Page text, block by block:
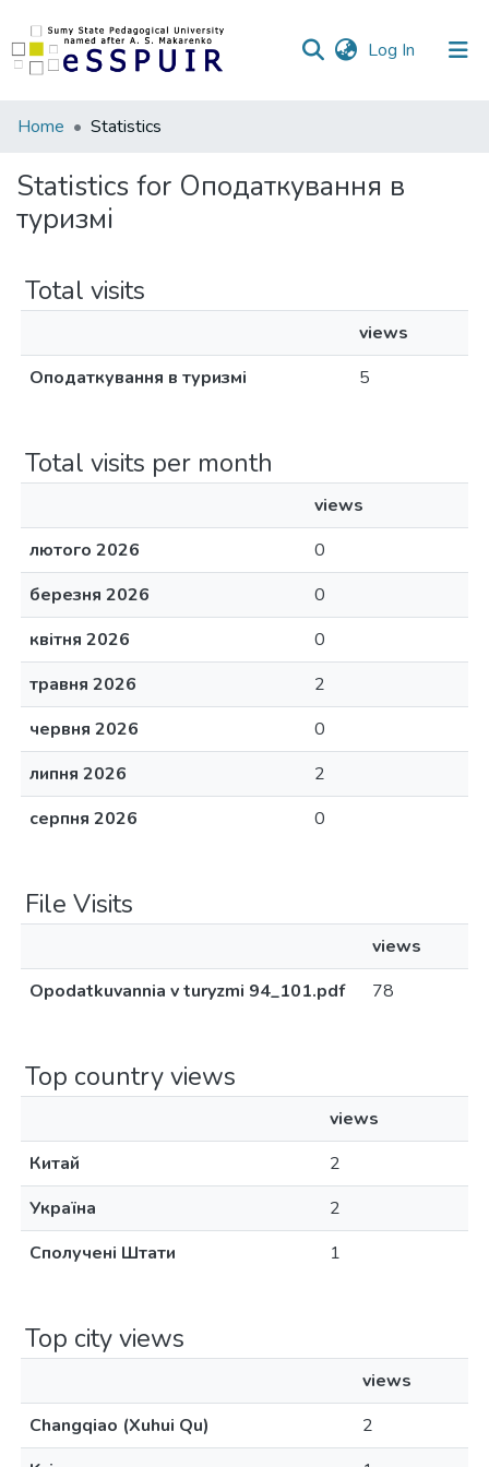
Log In (current)
Communities
Collections
All of DSpace
Home Statistics
Statistics for Оподаткування в
туризмі
Total visits
views
Оподаткування в туризмі
5
Total visits per month
views
лютого 2026
0
березня 2026
0
квітня 2026
0
травня 2026
2
червня 2026
0
липня 2026
2
серпня 2026
0
File Visits
views
Opodatkuvannia v turyzmi 94_101.pdf
78
Top country views
views
Китай
2
Україна
2
Сполучені Штати
1
Top city views
views
Changqiao (Xuhui Qu)
2